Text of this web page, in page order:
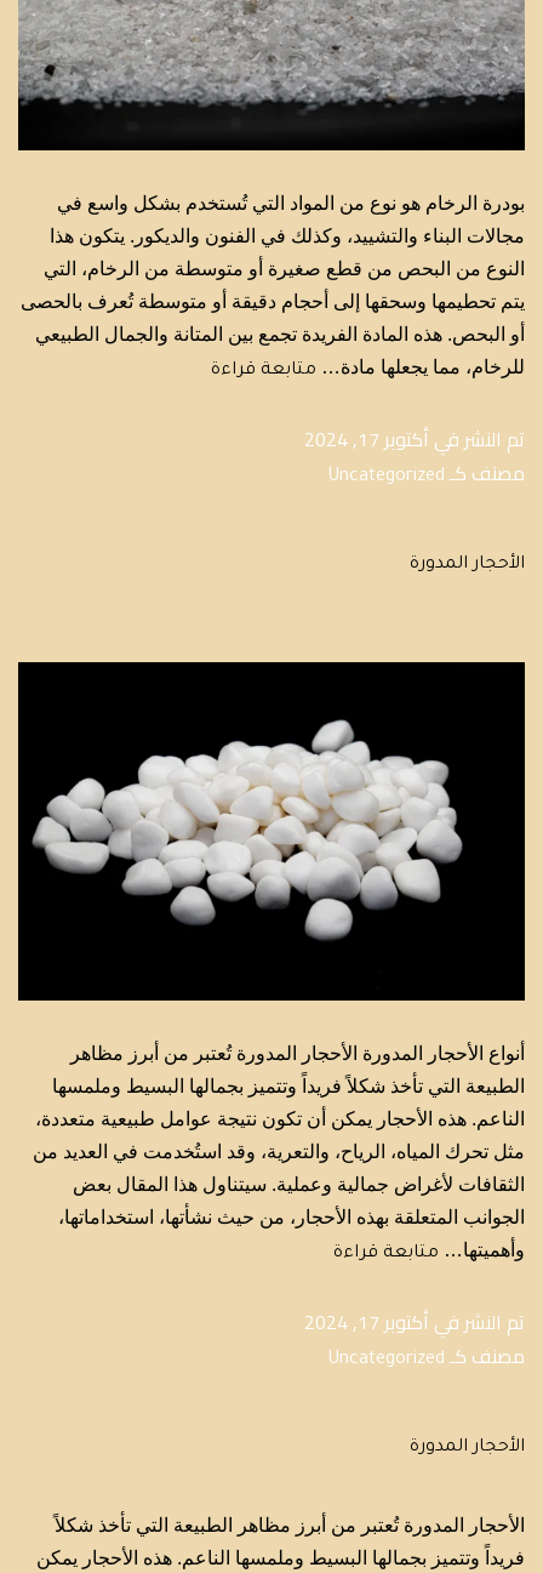
بودرة الرخام هو نوع من المواد التي تُستخدم بشكل واسع في
مجالات البناء والتشييد، وكذلك في الفنون والديكور. يتكون هذا
النوع من البحص من قطع صغيرة أو متوسطة من الرخام، التي
يتم تحطيمها وسحقها إلى أحجام دقيقة أو متوسطة تُعرف بالحصى
أو البحص. هذه المادة الفريدة تجمع بين المتانة والجمال الطبيعي
للرخام، مما يجعلها مادة… متابعة قراءة
تم النشر في أكتوبر 17, 2024
مصنف كـ Uncategorized
الأحجار المدورة
أنواع الأحجار المدورة الأحجار المدورة تُعتبر من أبرز مظاهر
الطبيعة التي تأخذ شكلاً فريداً وتتميز بجمالها البسيط وملمسها
الناعم. هذه الأحجار يمكن أن تكون نتيجة عوامل طبيعية متعددة،
مثل تحرك المياه، الرياح، والتعرية، وقد استُخدمت في العديد من
الثقافات لأغراض جمالية وعملية. سيتناول هذا المقال بعض
الجوانب المتعلقة بهذه الأحجار، من حيث نشأتها، استخداماتها،
وأهميتها… متابعة قراءة
تم النشر في أكتوبر 17, 2024
مصنف كـ Uncategorized
الأحجار المدورة
الأحجار المدورة تُعتبر من أبرز مظاهر الطبيعة التي تأخذ شكلاً
فريداً وتتميز بجمالها البسيط وملمسها الناعم. هذه الأحجار يمكن